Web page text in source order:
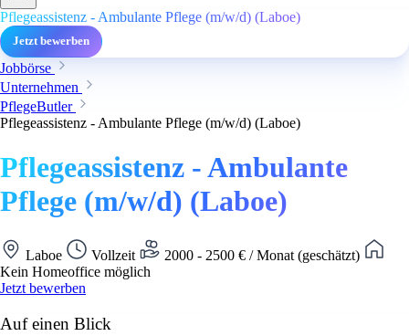
Pflegeassistenz - Ambulante Pflege (m/w/d) (Laboe)
Jetzt bewerben
Jobbörse
Unternehmen
PflegeButler
Pflegeassistenz - Ambulante Pflege (m/w/d) (Laboe)
Pflegeassistenz - Ambulante
Pflege (m/w/d) (Laboe)
Laboe Vollzeit
2000 - 2500 € / Monat (geschätzt)
Kein Homeoffice möglich
Jetzt bewerben
Auf einen Blick